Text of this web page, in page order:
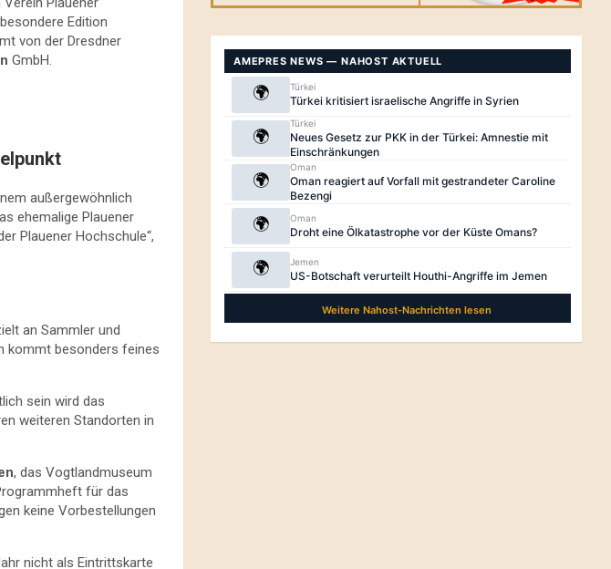
Edition
von der Dresdner
GmbH.
außergewöhnlich
ehemalige Plauener
Plauener Hochschule“,
an Sammler und
kommt besonders feines
sein wird das
weiteren Standorten in
, das Vogtlandmuseum
für das
keine Vorbestellungen
nicht als Eintrittskarte